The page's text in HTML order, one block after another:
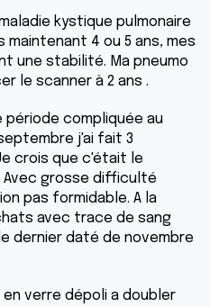
kystique pulmonaire
maintenant 4 ou 5 ans, mes
une stabilité. Ma pneumo
le scanner à 2 ans .
période compliquée au
j'ai fait 3
crois que c'était le
grosse difficulté
pas formidable. A la
avec trace de sang
dernier daté de novembre
verre dépoli a doubler